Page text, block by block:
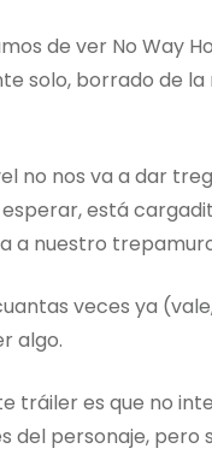
de ver No Way
solo, borrado de
no nos va a dar
está
a nuestro
veces ya
algo.
tráiler es que no
del personaje, pero